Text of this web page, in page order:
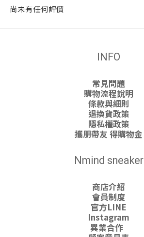
尚未有任何評價
INFO
常見問題
購物流程說明
條款與細則
退換貨政策
隱私權政策
攜朋帶友 得購物金
Nmind sneaker
商店介紹
會員制度
官方LINE
Instagram
異業合作